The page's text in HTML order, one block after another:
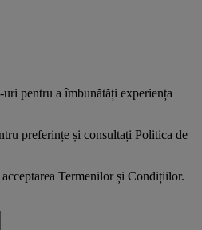
uri pentru a îmbunătăți experiența
preferințe și consultați Politica de
Termenilor și Condițiilor.